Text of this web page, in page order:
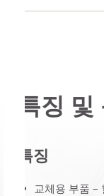
특징 및
특징
교체용 부품 –